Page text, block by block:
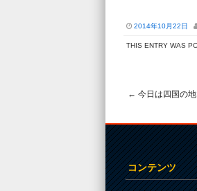
2014年10月22日
THIS ENTRY WAS
← 今日は四国の
コンテンツ